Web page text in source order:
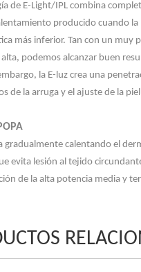
de E-Light/IPL combina
producido cuando
más inferior. Tan con un muy
podemos alcanzar buen
la E-luz crea una
de la arruga y el ajuste de la
gradualmente calentando el
evita lesión al tejido
de la alta potencia media y